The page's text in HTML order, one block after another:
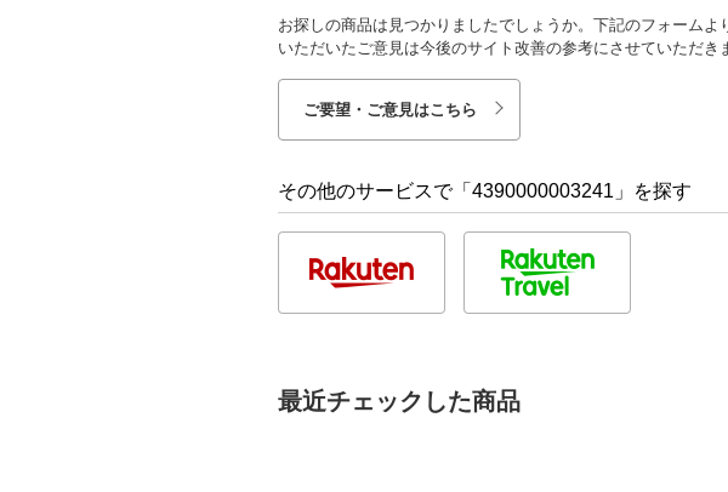
お探しの商品は見つかりましたでしょうか。下記のフォームよ
いただいたご意見は今後のサイト改善の参考にさせていただき
ご要望・ご意見はこちら
その他のサービスで「4390000003241」を探す
最近チェックした商品